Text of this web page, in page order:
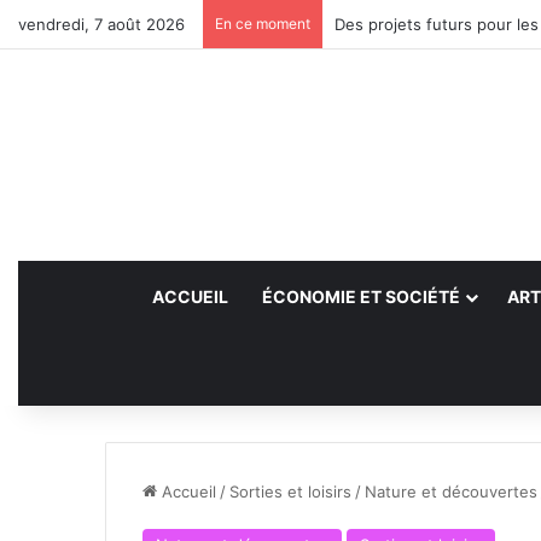
vendredi, 7 août 2026 En ce moment Des projets futurs pour les
ACCUEIL ÉCONOMIE ET SOCIÉTÉ
Accueil / Sorties et loisirs / Nature et découvertes